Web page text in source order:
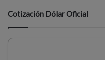
Cotización Dólar Oficial